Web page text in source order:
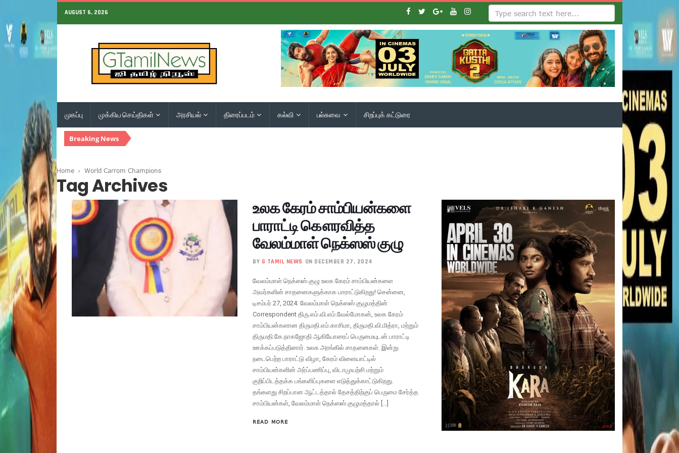
AUGUST 6, 2026
முகப்பு முக்கிய செய்திகள் அரசியல் திரைப்படம் கல்வி பல்சுவை சிறப்புக் கட்டுரை
Breaking News
Home World Carrom Champions
Tag Archives
உலக கேரம் சாம்பியன்களை
பாராட்டி கௌரவித்த
வேலம்மாள் நெக்ஸஸ் குழு
BY G TAMIL NEWS ON DECEMBER 27, 2024
வேலம்மாள் நெக்ஸஸ் குழு உலக கேரம் சாம்பியன்களை
அவர்களின் சாதனைகளுக்காக பாராட்டுகிறது! சென்னை,
டிசம்பர் 27, 2024: வேலம்மாள் நெக்ஸஸ் குழுமத்தின்
Correspondent திரு.எம்.வி.எம்.வேல்மோகன், உலக கேரம்
சாம்பியன்களான திருமதி.எம்.காசிமா, திருமதி.வி.மித்ரா, மற்றும்
திருமதி.கே.நாகஜோதி ஆகியோரைப் பெருமையுடன் பாராட்டி
ஊக்கப்படுத்தினார். உலக அரங்கில் சாதனைகள். இன்று
நடைபெற்ற பாராட்டு விழா, கேரம் விளையாட்டில்
சாம்பியன்களின் அர்ப்பணிப்பு, விடாமுயற்சி மற்றும்
குறிப்பிடத்தக்க பங்களிப்புகளை எடுத்துக்காட்டுகிறது.
தங்களது சிறப்பான ஆட்டத்தால் தேசத்திற்குப் பெருமை சேர்த்த
சாம்பியன்கள், வேலம்மாள் நெக்ஸஸ் குழுமத்தால் […]
READ MORE